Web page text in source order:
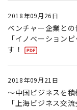
2018年09月26日
ベンチャー企業と
「イノベーション
す！
2018年09月21日
〜中国ビジネスを
「上海ビジネス交